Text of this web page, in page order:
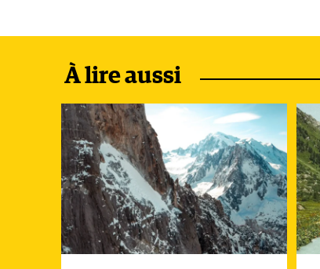
À lire aussi